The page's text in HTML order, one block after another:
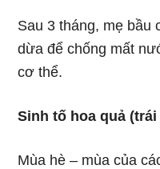
Sau 3 tháng, mẹ bầu
dừa để chống mất
cơ thể.
Sinh tố hoa quả (trái
Mùa hè – mùa của